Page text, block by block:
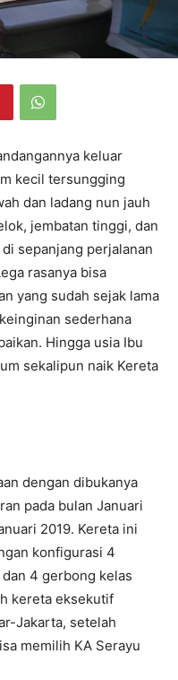
keluar
kecil tersungging
dan ladang nun jauh
jembatan tinggi, dan
sepanjang perjalanan
rasanya bisa
yang sudah sejak lama
sederhana
Hingga usia Ibu
sekalipun naik Kereta
dengan dibukanya
pada bulan Januari
2019. Kereta ini
konfigurasi 4
4 gerbong kelas
kereta eksekutif
Jakarta, setelah
memilih KA Serayu